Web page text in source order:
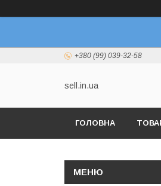
+380 (99) 039-32-58
sell.in.ua
ГОЛОВНА